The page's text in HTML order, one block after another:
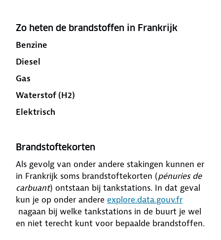
Zo heten de brandstoffen in Frankrijk
Benzine
Diesel
Gas
Waterstof (H2)
Elektrisch
Brandstoftekorten
Als gevolg van onder andere stakingen kunnen er
in Frankrijk soms brandstoftekorten (pénuries de
carbuant) ontstaan bij tankstations. In dat geval
kun je op onder andere explore.data.gouv.fr
nagaan bij welke tankstations in de buurt je wel
en niet terecht kunt voor bepaalde brandstoffen.